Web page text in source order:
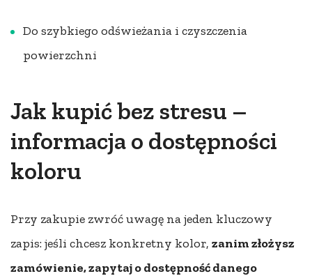
Do szybkiego odświeżania i czyszczenia
powierzchni
Jak kupić bez stresu –
informacja o dostępności
koloru
Przy zakupie zwróć uwagę na jeden kluczowy
zapis: jeśli chcesz konkretny kolor, zanim złożysz
zamówienie, zapytaj o dostępność danego